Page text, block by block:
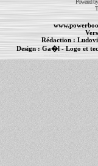
Powered
Rédaction :
Design :Ga�l- Logo et
PowerBook MacBook Pro